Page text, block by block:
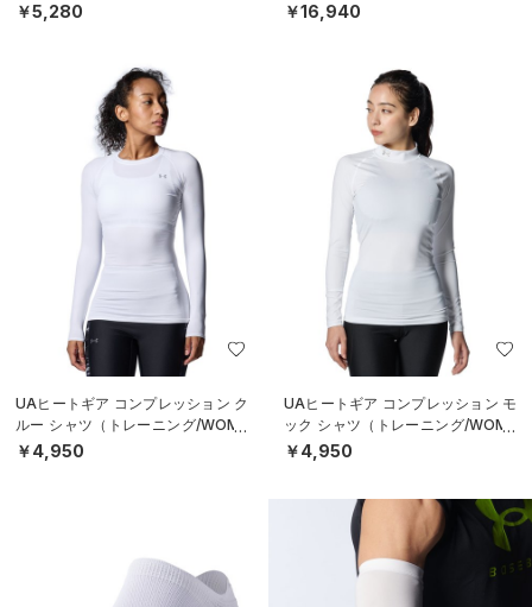
￥5,280 ￥16,940
UAヒートギア コンプレッション ク
ルー シャツ（トレーニング/WOME
N）
￥4,950
UAヒートギア コンプレッション モ
ック シャツ（トレーニング/WOME
N）
￥4,950